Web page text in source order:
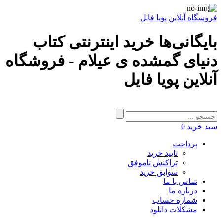
فروشگاه آنلاین پویا فایل
بایگانی‌ها خرید اینترنتی کتاب
دنیای گمشده ی عیلام - فروشگاه
آنلاین پویا فایل
سبد خرید 0
پرداخت
تایید خرید
تراکنش ناموفق
سوابق خرید
تماس با ما
درباره ما
شماره حساب
مشکلات دانلود